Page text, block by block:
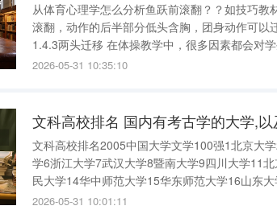
从体育心理学怎么分析鱼跃前滚翻？？如技巧
滚翻，动作的后半部分低头含胸，团身动作可以
1.4.3两头迁移 在体操教学中，很多因素都会对
的，在体操教学中可以给学生带来心理障碍。 体育比赛前几天和比赛中应该怎么注意饮食搭配和
2026-05-31 10:35:10
文科高校排名 国内有考古学的大学,以
文科高校排名2005中国大学文学100强1北京大
学6浙江大学7武汉大学8暨南大学9四川大学11
民大学14华中师范大学15华东师范大学16山东
大学21苏州大学 国内有考古学的大学,以及排名
2026-05-31 10:01:11